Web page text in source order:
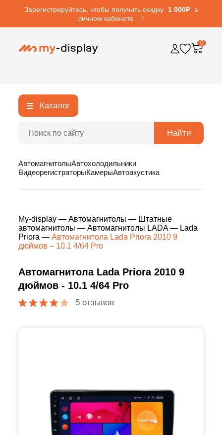
Зарегистрируйтесь, чтобы получить скидку 1 000₽
в
личном кабинете
0
Каталог
Найти
АвтомагнитолыАвтохолодильники
ВидеорегистраторыКамерыАвтоакустика
My-display — Автомагнитолы — Штатные
автомагнитолы — Автомагнитолы LADA— Lada
Priora — Автомагнитола Lada Priora 2010 9
дюймов – 10.1 4/64 Pro
Автомагнитола Lada Priora 2010 9
дюймов - 10.1 4/64 Pro
5 отзывов